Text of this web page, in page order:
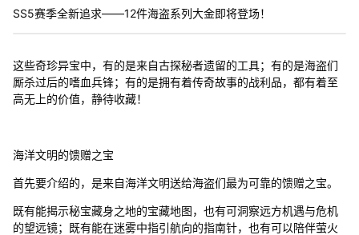
SS5赛季全新追求——12件海盗系列大金即将登场！
这些奇珍异宝中，有的是来自古探秘者遗留的工具；有的是海盗们
厮杀过后的嗜血兵锋；有的是拥有着传奇故事的战利品，都有着至
高无上的价值，静待收藏！
海洋文明的馈赠之宝
首先要介绍的，是来自海洋文明送给海盗们最为可靠的馈赠之宝。
既有能揭示秘宝藏身之地的宝藏地图，也有可洞察远方机遇与危机
的望远镜；既有能在迷雾中指引航向的指南针，也有可以陪伴萤火